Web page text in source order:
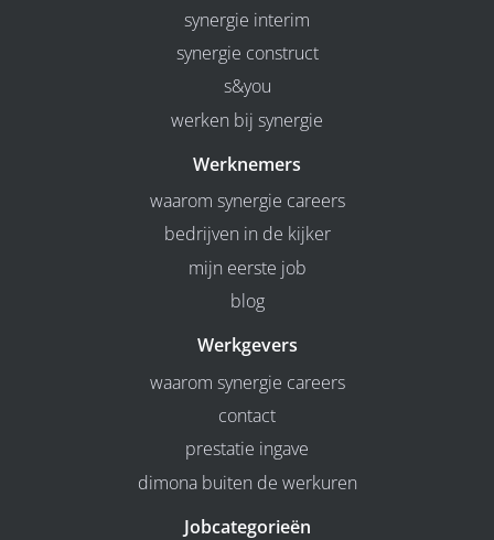
synergie interim
synergie construct
s&you
werken bij synergie
Werknemers
waarom synergie careers
bedrijven in de kijker
mijn eerste job
blog
Werkgevers
waarom synergie careers
contact
prestatie ingave
dimona buiten de werkuren
Jobcategorieën